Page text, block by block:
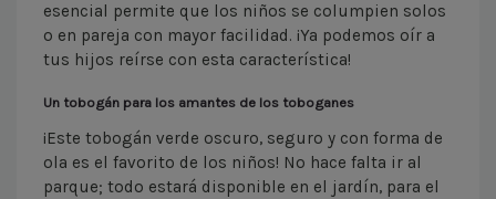
esencial permite que los niños se columpien solos
o en pareja con mayor facilidad. ¡Ya podemos oír a
tus hijos reírse con esta característica!
Un tobogán para los amantes de los toboganes
¡Este tobogán verde oscuro, seguro y con forma de
ola es el favorito de los niños! No hace falta ir al
parque; todo estará disponible en el jardín, para el